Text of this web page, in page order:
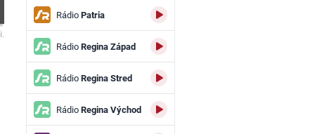
RádioPatria
RádioRegina Západ
RádioRegina Stred
RádioRegina Východ